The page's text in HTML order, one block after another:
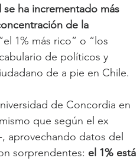
ha incrementado más
de la
1% más rico” o “los
de políticos y
de a pie en Chile.
de Concordia en
que según el ex
aprovechando datos del
sorprendentes: el 1% está